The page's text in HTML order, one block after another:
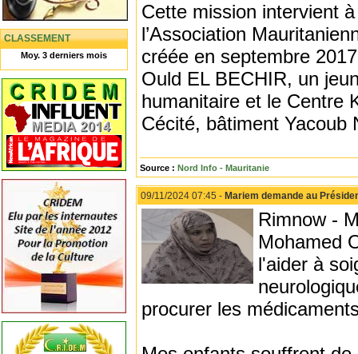
CLASSEMENT
Moy. 3 derniers mois
Cette mission intervient
l’Association
créée en septembre
Ould EL BECHIR, un
humanitaire et le Centre
Cécité, bâtiment Yacoub
Source : Nord Info - Mauritanie
09/11/2024 07:45 - Mariem demande au
Rimnow -
Mohamed
l'aider à
procurer les